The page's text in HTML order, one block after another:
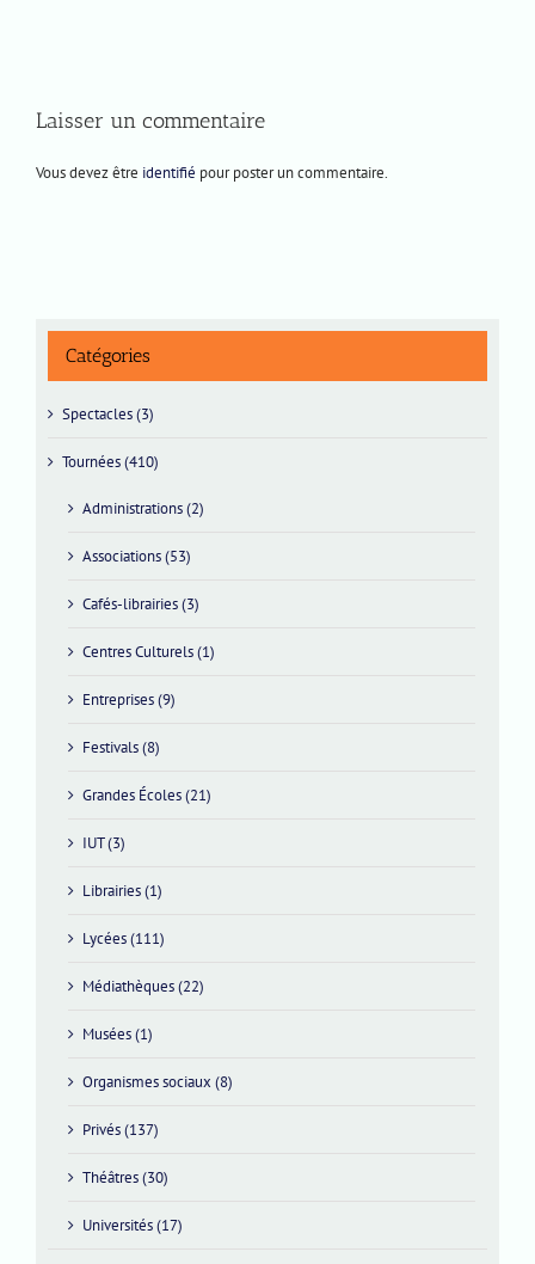
Laisser un commentaire
Vous devez être identifié pour poster un commentaire.
Catégories
Spectacles (3)
Tournées (410)
Administrations (2)
Associations (53)
Cafés-librairies (3)
Centres Culturels (1)
Entreprises (9)
Festivals (8)
Grandes Écoles (21)
IUT (3)
Librairies (1)
Lycées (111)
Médiathèques (22)
Musées (1)
Organismes sociaux (8)
Privés (137)
Théâtres (30)
Universités (17)